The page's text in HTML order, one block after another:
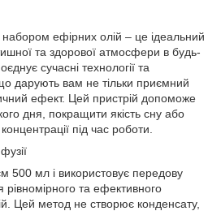
ефірних олій – це ідеальний
та здорової атмосфери в будь-
сучасні технології та
дарують вам не тільки приємний
ефект. Цей пристрій допоможе
дня, покращити якість сну або
під час роботи.
мл і використовує передову
рівномірного та ефективного
Цей метод не створює конденсату,